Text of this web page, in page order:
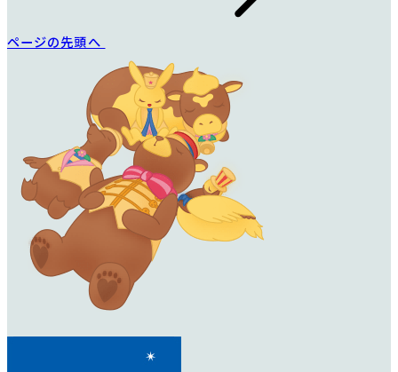
ページの先頭へ